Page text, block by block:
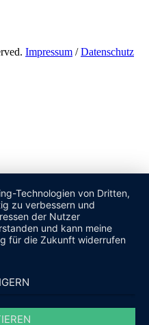
Impressum /Datenschutz
Technologien von Dritten,
zu verbessern und
der Nutzer
und kann meine
für die Zukunft widerrufen